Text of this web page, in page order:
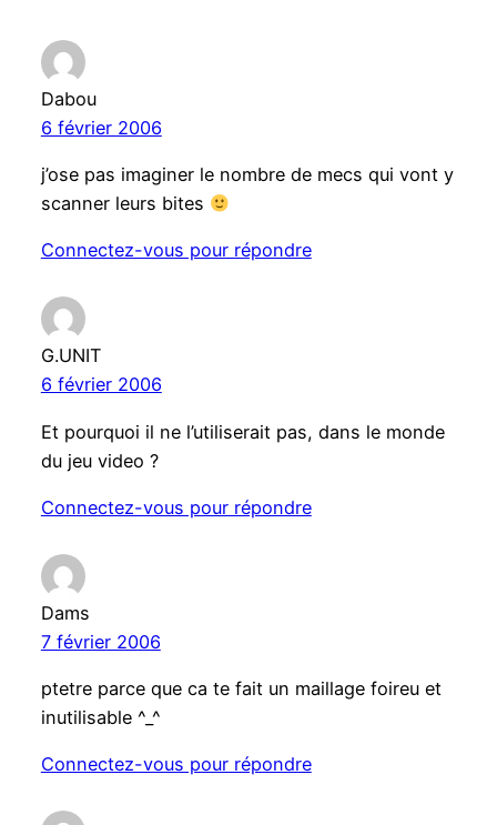
Dabou
6 février 2006
j’ose pas imaginer le nombre de mecs qui vont y
scanner leurs bites
Connectez-vous pour répondre
G.UNIT
6 février 2006
Et pourquoi il ne l’utiliserait pas, dans le monde
du jeu video ?
Connectez-vous pour répondre
Dams
7 février 2006
ptetre parce que ca te fait un maillage foireu et
inutilisable ^_^
Connectez-vous pour répondre